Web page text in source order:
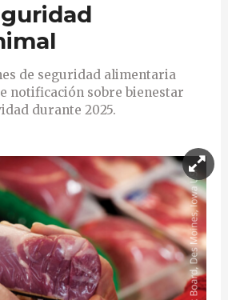
de seguridad alimentaria
notificación sobre bienestar
durante 2025.